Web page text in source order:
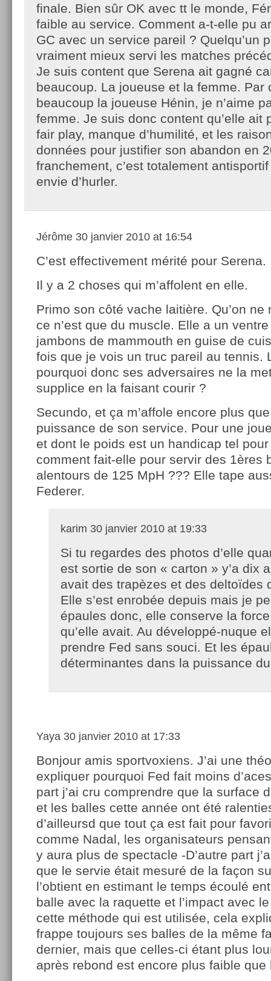
finale. Bien sûr OK avec tt le monde,
faible au service. Comment a-t-elle pu
GC avec un service pareil ? Quelqu’un
vraiment mieux servi les matches
Je suis content que Serena ait gagné
beaucoup. La joueuse et la femme. Par
beaucoup la joueuse Hénin, je n’aime
femme. Je suis donc content qu’elle ait
fair play, manque d’humilité, et les
données pour justifier son abandon en
franchement, c’est totalement
envie d’hurler.
Jérôme 30 janvier 2010 at 16:54
C’est effectivement mérité pour Serena.
Il y a 2 choses qui m’affolent en elle.
Primo son côté vache laitière. Qu’on ne
ce n’est que du muscle. Elle a un
jambons de mammouth en guise de
fois que je vois un truc pareil au tennis.
pourquoi donc ses adversaires ne la
supplice en la faisant courir ?
Secundo, et ça m’affole encore plus
puissance de son service. Pour une
et dont le poids est un handicap tel
comment fait-elle pour servir des 1ères
alentours de 125 MpH ??? Elle tape
Federer.
karim 30 janvier 2010 at 19:33
Si tu regardes des photos d’elle
est sortie de son « carton » y’a dix
avait des trapèzes et des deltoïdes
Elle s’est enrobée depuis mais je
épaules donc, elle conserve la
qu’elle avait. Au développé-nuque
prendre Fed sans souci. Et les
déterminantes dans la puissance
Yaya 30 janvier 2010 at 17:33
Bonjour amis sportvoxiens. J’ai une
expliquer pourquoi Fed fait moins
part j’ai cru comprendre que la surface
et les balles cette année ont été
d’ailleursd que tout ça est fait pour
comme Nadal, les organisateurs
y aura plus de spectacle -D’autre part
que le servie était mesuré de la façon
l’obtient en estimant le temps écoulé
balle avec la raquette et l’impact avec
cette méthode qui est utilisée, cela
frappe toujours ses balles de la même
dernier, mais que celles-ci étant plus
après rebond est encore plus faible que